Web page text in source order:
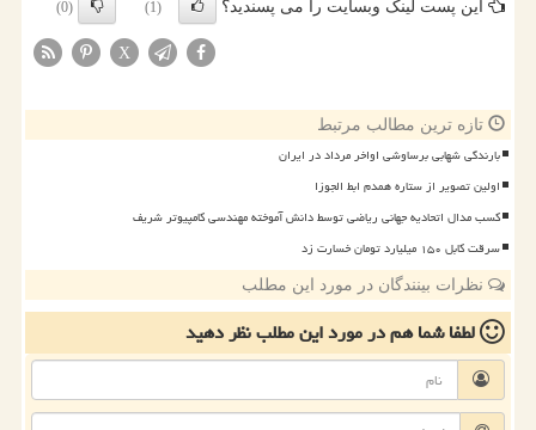
این پست لینک وبسایت را می پسندید؟ (1)
(0)
X
تازه ترین مطالب مرتبط
بارندگی شهابی برساوشی اواخر مرداد در ایران
اولین تصویر از ستاره همدم ابط الجوزا
کسب مدال اتحادیه جهانی ریاضی توسط دانش آموخته مهندسی کامپیوتر شریف
سرقت کابل ۱۵۰ میلیارد تومان خسارت زد
نظرات بینندگان در مورد این مطلب
لطفا شما همدر مورد این مطلبنظر دهید